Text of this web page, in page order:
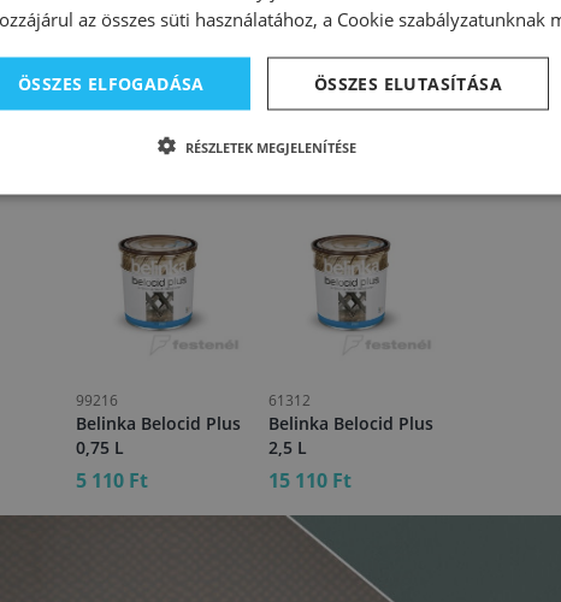
szappannal.
99216
Belinka Belocid Plus
0,75 L
5 110 Ft
61312
Belinka Belocid Plus
2,5 L
15 110 Ft
az összes süti használatához, a Cookie szabályzatunknak
ÖSSZES ELFOGADÁSA ÖSSZES ELUTASÍTÁSA
RÉSZLETEK MEGJELENÍTÉSE